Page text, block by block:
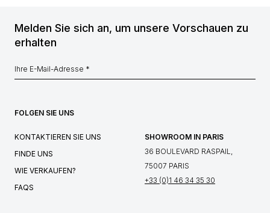
Melden Sie sich an, um unsere Vorschauen zu
erhalten
FOLGEN SIE UNS
KONTAKTIEREN SIE UNS
FINDE UNS
WIE VERKAUFEN?
FAQS
SHOWROOM IN PARIS
36 BOULEVARD RASPAIL,
75007 PARIS
+33 (0)1 46 34 35 30